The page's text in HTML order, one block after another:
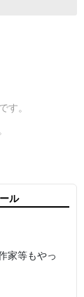
す。
ル
家等もやっ